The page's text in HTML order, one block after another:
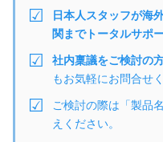
日本人スタッフが海
関までトータルサポ
社内稟議をご検討の
もお気軽にお問合せ
ご検討の際は「製品
えください。